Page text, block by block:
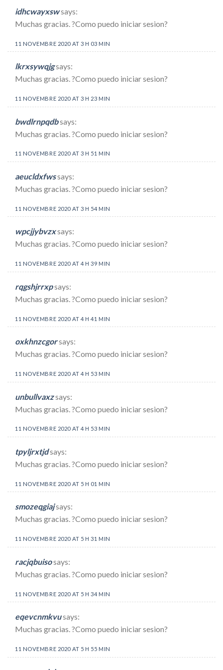
idhcwayxswsays:
Muchas gracias. ?Como puedo iniciar sesion?
11 NOVEMBRE 2020 AT 3 H 03 MIN
lkrxsywqjgsays:
Muchas gracias. ?Como puedo iniciar sesion?
11 NOVEMBRE 2020 AT 3 H 23 MIN
bwdlrnpqdbsays:
Muchas gracias. ?Como puedo iniciar sesion?
11 NOVEMBRE 2020 AT 3 H 51 MIN
aeucldxfwssays:
Muchas gracias. ?Como puedo iniciar sesion?
11 NOVEMBRE 2020 AT 3 H 54 MIN
wpcjjybvzxsays:
Muchas gracias. ?Como puedo iniciar sesion?
11 NOVEMBRE 2020 AT 4 H 39 MIN
rqgshjrrxpsays:
Muchas gracias. ?Como puedo iniciar sesion?
11 NOVEMBRE 2020 AT 4 H 41 MIN
oxkhnzcgorsays:
Muchas gracias. ?Como puedo iniciar sesion?
11 NOVEMBRE 2020 AT 4 H 53 MIN
unbullvaxzsays:
Muchas gracias. ?Como puedo iniciar sesion?
11 NOVEMBRE 2020 AT 4 H 53 MIN
tpyljrxtjdsays:
Muchas gracias. ?Como puedo iniciar sesion?
11 NOVEMBRE 2020 AT 5 H 01 MIN
smozeqgiajsays:
Muchas gracias. ?Como puedo iniciar sesion?
11 NOVEMBRE 2020 AT 5 H 31 MIN
racjqbuisosays:
Muchas gracias. ?Como puedo iniciar sesion?
11 NOVEMBRE 2020 AT 5 H 34 MIN
eqevcnmkvusays:
Muchas gracias. ?Como puedo iniciar sesion?
11 NOVEMBRE 2020 AT 5 H 55 MIN